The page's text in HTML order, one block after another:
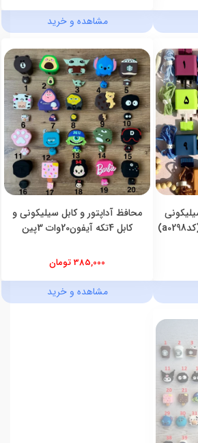
مشاهده و خرید
45 وات سیلیکونی
محافظ آداپتور و کابل سیلیکونی و
کابل 4تکه آیفون20وات 3پین
385,000 تومان
مشاهده و خرید